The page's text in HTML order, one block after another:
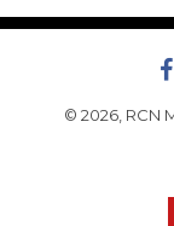
© 2026, RCN